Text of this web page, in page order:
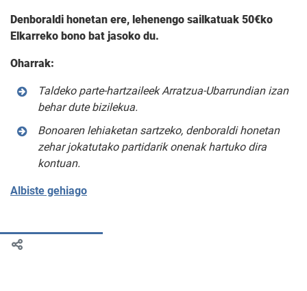
Denboraldi honetan ere, lehenengo sailkatuak 50€ko
Elkarreko bono bat jasoko du.
Oharrak:
Taldeko parte-hartzaileek Arratzua-Ubarrundian izan
behar dute bizilekua.
Bonoaren lehiaketan sartzeko, denboraldi honetan
zehar jokatutako partidarik onenak hartuko dira
kontuan.
Albiste gehiago